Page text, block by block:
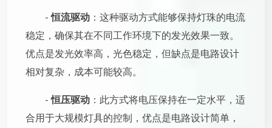
-恒流驱动 ：这种驱动方式能够保持灯珠的电流
稳定，确保其在不同工作环境下的发光效果一致。
优点是发光效率高，光色稳定，但缺点是电路设计
相对复杂，成本可能较高。
-恒压驱动 ：此方式将电压保持在一定水平，适
合用于大规模灯具的控制，优点是电路设计简单，